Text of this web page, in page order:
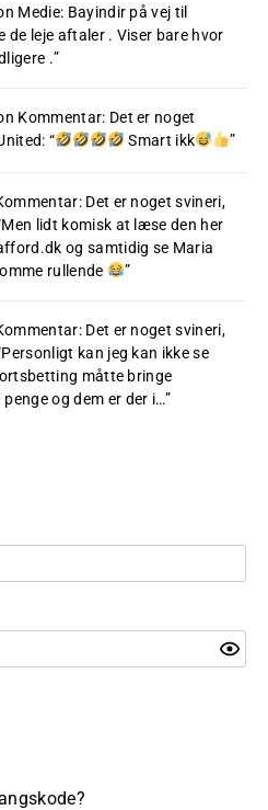
Medie: Bayindir på vej til
de leje aftaler . Viser bare hvor
.”
Kommentar: Det er noget
: “ Smart ikk ”
Det er noget svineri,
Men lidt komisk at læse den her
og samtidig se Maria
rullende
”
Det er noget svineri,
Personligt kan jeg kan ikke se
måtte bringe
og dem er der i…”